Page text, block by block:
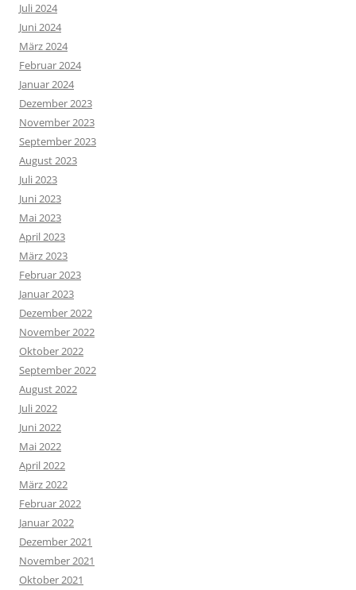
Juli 2024
Juni 2024
März 2024
Februar 2024
Januar 2024
Dezember 2023
November 2023
September 2023
August 2023
Juli 2023
Juni 2023
Mai 2023
April 2023
März 2023
Februar 2023
Januar 2023
Dezember 2022
November 2022
Oktober 2022
September 2022
August 2022
Juli 2022
Juni 2022
Mai 2022
April 2022
März 2022
Februar 2022
Januar 2022
Dezember 2021
November 2021
Oktober 2021